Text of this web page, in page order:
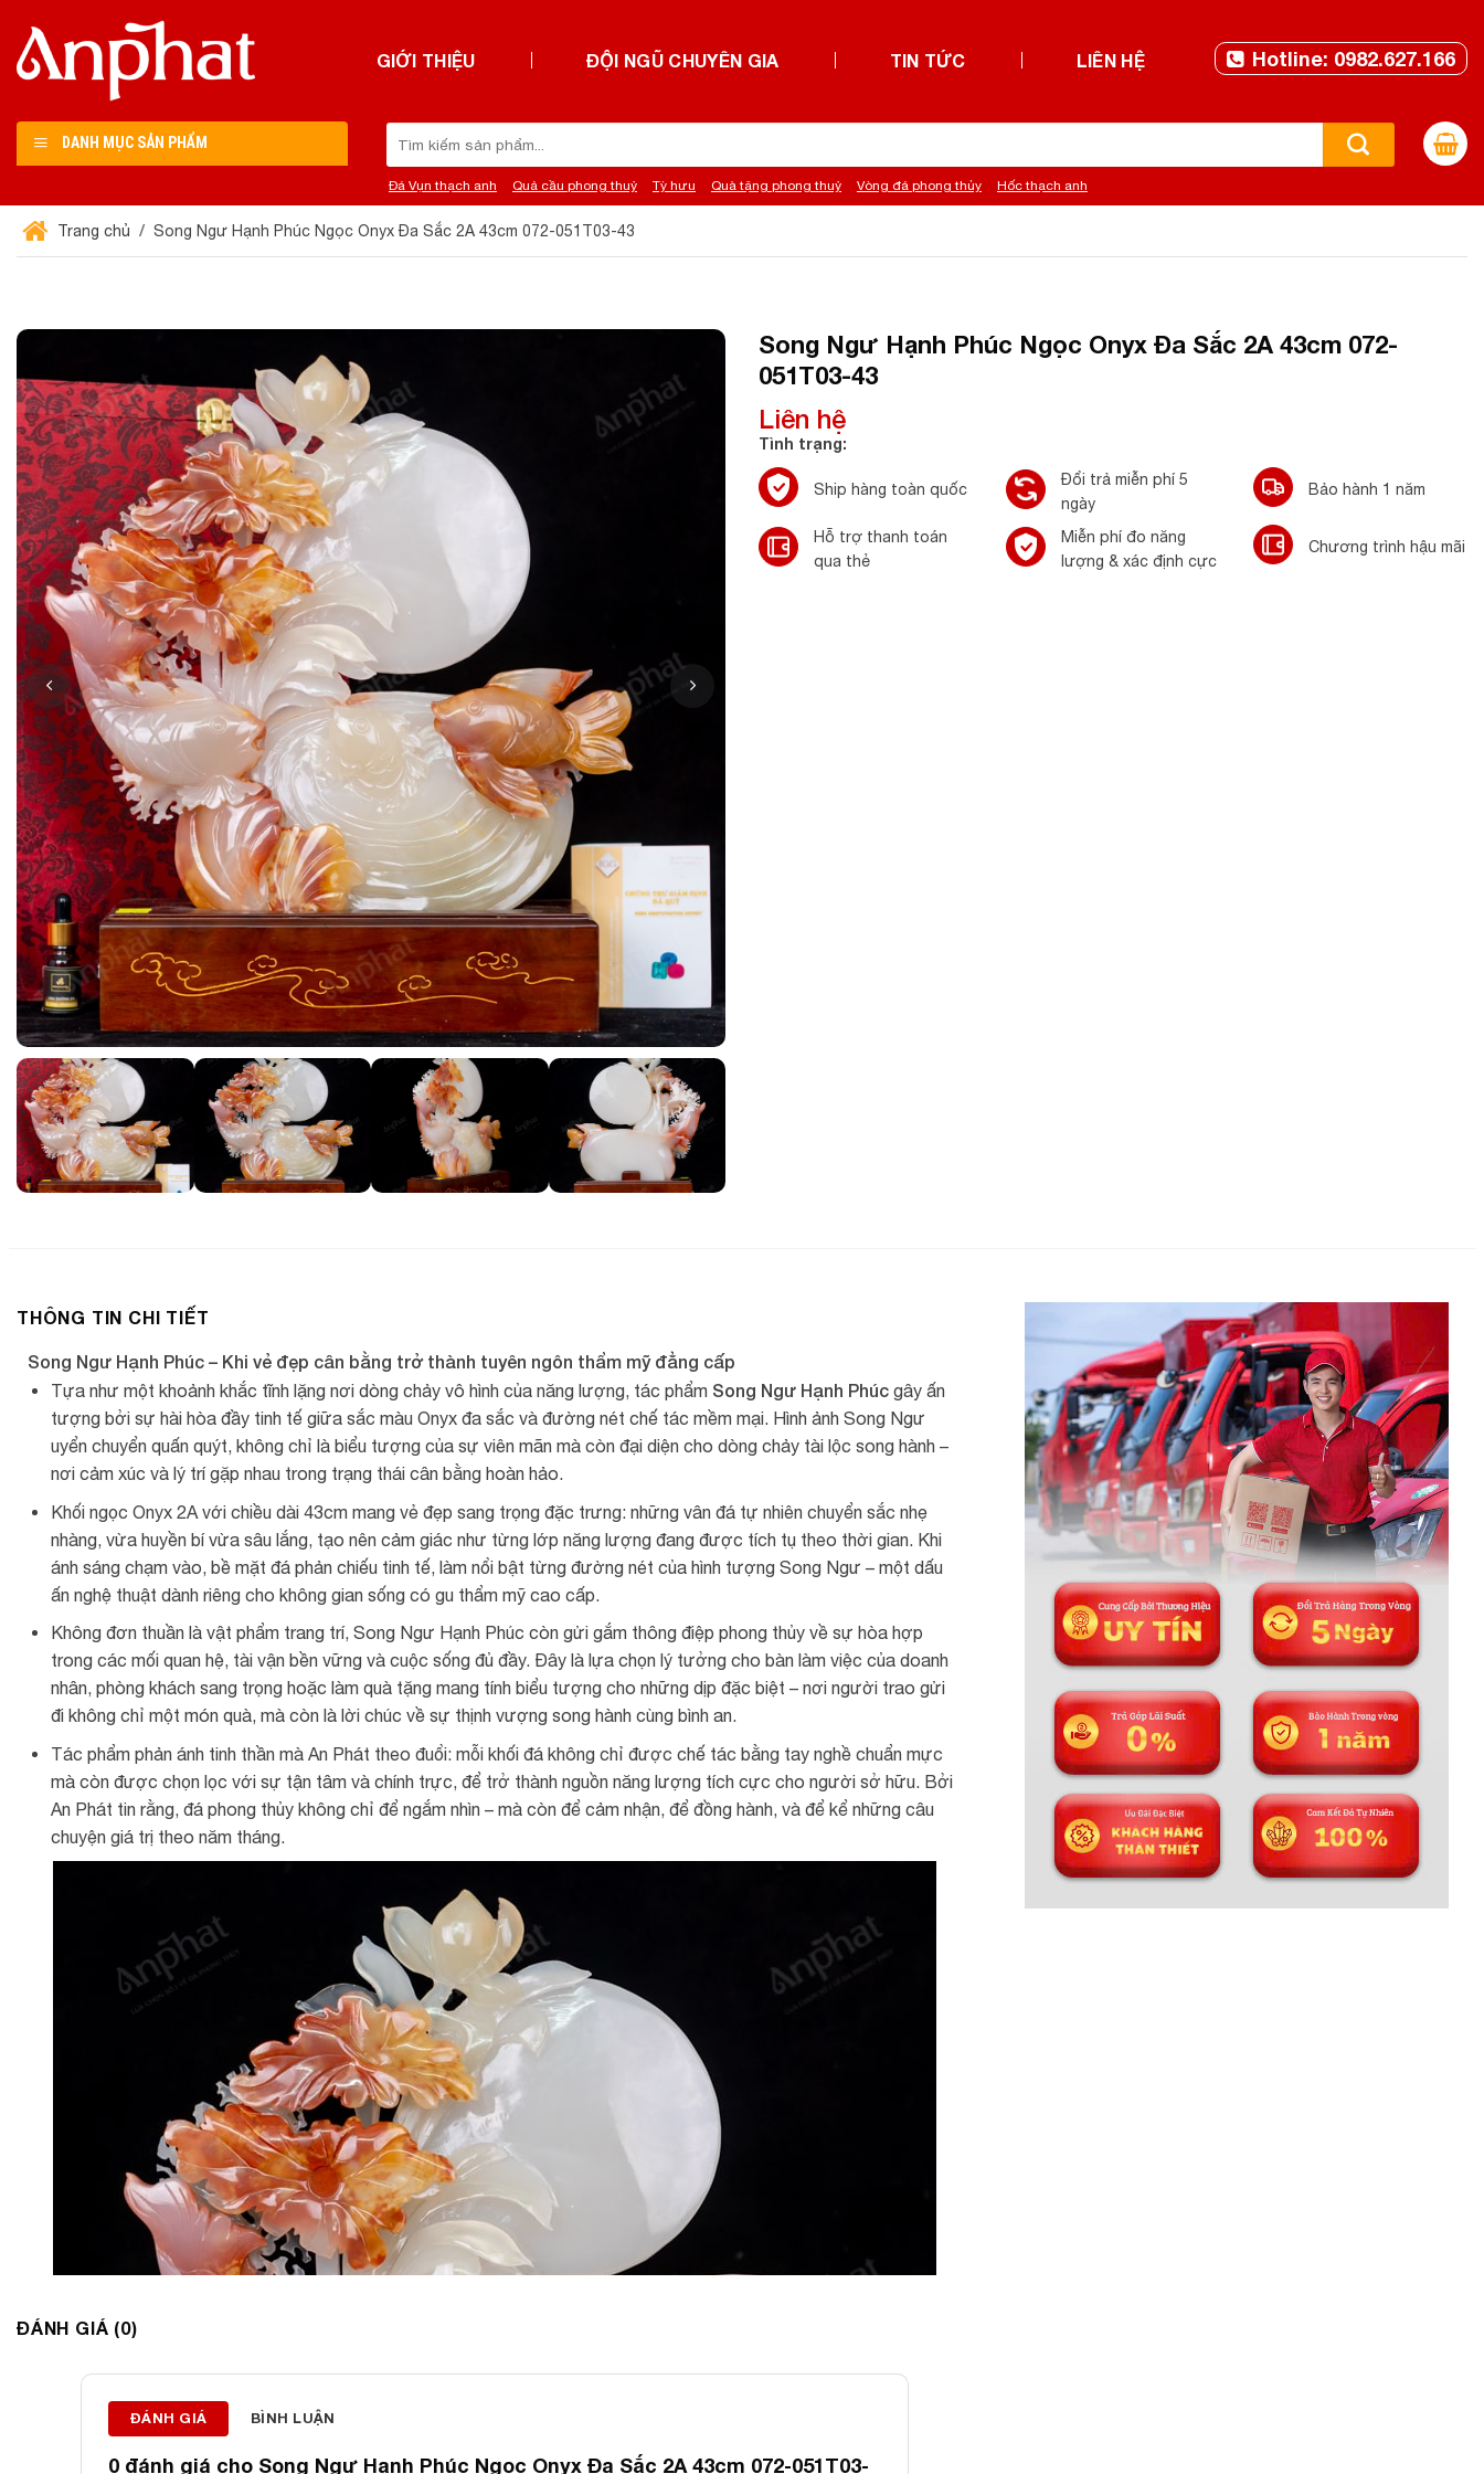
đến
nội
GIỚI THIỆU ĐỘI NGŨ CHUYÊN GIA TIN TỨC LIÊN HỆ Hotline: 0982.627.166
DANH MỤC SẢN PHẨM
kiếm:
Đá Vụn thạch anh Quả cầu phong thuỷ Tỳ hưu Quà tặng phong thuỷ Vòng đá phong thủy Hốc thạch anh
Trang chủ Song Ngư Hạnh Phúc Ngọc Onyx Đa Sắc 2A 43cm 072-051T03-43
Song Ngư Hạnh Phúc Ngọc Onyx Đa Sắc 2A 43cm 072-
051T03-43
Liên hệ
Tình trạng:
Ship hàng toàn quốc
Đổi trả miễn phí 5
ngày
Bảo hành 1 năm
Hỗ trợ thanh toán
qua thẻ
Miễn phí đo năng
lượng & xác định cực
Chương trình hậu mãi
THÔNG TIN CHI TIẾT
Song Ngư Hạnh Phúc – Khi vẻ đẹp cân bằng trở thành tuyên ngôn thẩm mỹ đẳng cấp
Tựa như một khoảnh khắc tĩnh lặng nơi dòng chảy vô hình của năng lượng, tác phẩm Song Ngư Hạnh Phúcgây ấn
tượng bởi sự hài hòa đầy tinh tế giữa sắc màu Onyx đa sắc và đường nét chế tác mềm mại. Hình ảnh Song Ngư
uyển chuyển quấn quýt, không chỉ là biểu tượng của sự viên mãn mà còn đại diện cho dòng chảy tài lộc song hành –
nơi cảm xúc và lý trí gặp nhau trong trạng thái cân bằng hoàn hảo.
Khối ngọc Onyx 2A với chiều dài 43cm mang vẻ đẹp sang trọng đặc trưng: những vân đá tự nhiên chuyển sắc nhẹ
nhàng, vừa huyền bí vừa sâu lắng, tạo nên cảm giác như từng lớp năng lượng đang được tích tụ theo thời gian. Khi
ánh sáng chạm vào, bề mặt đá phản chiếu tinh tế, làm nổi bật từng đường nét của hình tượng Song Ngư – một dấu
ấn nghệ thuật dành riêng cho không gian sống có gu thẩm mỹ cao cấp.
Không đơn thuần là vật phẩm trang trí, Song Ngư Hạnh Phúc còn gửi gắm thông điệp phong thủy về sự hòa hợp
trong các mối quan hệ, tài vận bền vững và cuộc sống đủ đầy. Đây là lựa chọn lý tưởng cho bàn làm việc của doanh
nhân, phòng khách sang trọng hoặc làm quà tặng mang tính biểu tượng cho những dịp đặc biệt – nơi người trao gửi
đi không chỉ một món quà, mà còn là lời chúc về sự thịnh vượng song hành cùng bình an.
Tác phẩm phản ánh tinh thần mà An Phát theo đuổi: mỗi khối đá không chỉ được chế tác bằng tay nghề chuẩn mực
mà còn được chọn lọc với sự tận tâm và chính trực, để trở thành nguồn năng lượng tích cực cho người sở hữu. Bởi
An Phát tin rằng, đá phong thủy không chỉ để ngắm nhìn – mà còn để cảm nhận, để đồng hành, và để kể những câu
chuyện giá trị theo năm tháng.
ĐÁNH GIÁ (0)
ĐÁNH GIÁ BÌNH LUẬN
0 đánh giá cho Song Ngư Hạnh Phúc Ngọc Onyx Đa Sắc 2A 43cm 072-051T03-